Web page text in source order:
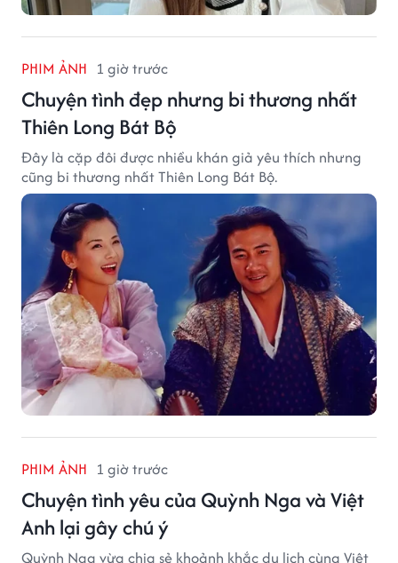
PHIM ẢNH 1 giờ trước
Chuyện tình đẹp nhưng bi thương nhất
Thiên Long Bát Bộ
Đây là cặp đôi được nhiều khán giả yêu thích nhưng
cũng bi thương nhất Thiên Long Bát Bộ.
PHIM ẢNH 1 giờ trước
Chuyện tình yêu của Quỳnh Nga và Việt
Anh lại gây chú ý
Quỳnh Nga vừa chia sẻ khoảnh khắc du lịch cùng Việt